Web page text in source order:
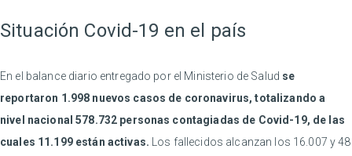
Situación Covid-19 en el país
En el balance diario entregado por el Ministerio de Salud se
reportaron 1.998 nuevos casos de coronavirus, totalizando a
nivel nacional 578.732 personas contagiadas de Covid-19, de las
cuales 11.199 están activas. Los fallecidos alcanzan los 16.007 y 48